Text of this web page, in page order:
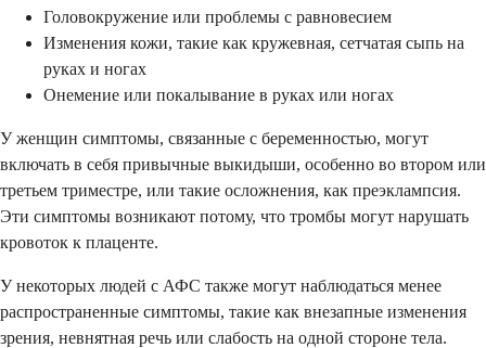
Головокружение или проблемы с равновесием
Изменения кожи, такие как кружевная, сетчатая сыпь на
руках и ногах
Онемение или покалывание в руках или ногах
У женщин симптомы, связанные с беременностью, могут
включать в себя привычные выкидыши, особенно во втором или
третьем триместре, или такие осложнения, как преэклампсия.
Эти симптомы возникают потому, что тромбы могут нарушать
кровоток к плаценте.
У некоторых людей с АФС также могут наблюдаться менее
распространенные симптомы, такие как внезапные изменения
зрения, невнятная речь или слабость на одной стороне тела.